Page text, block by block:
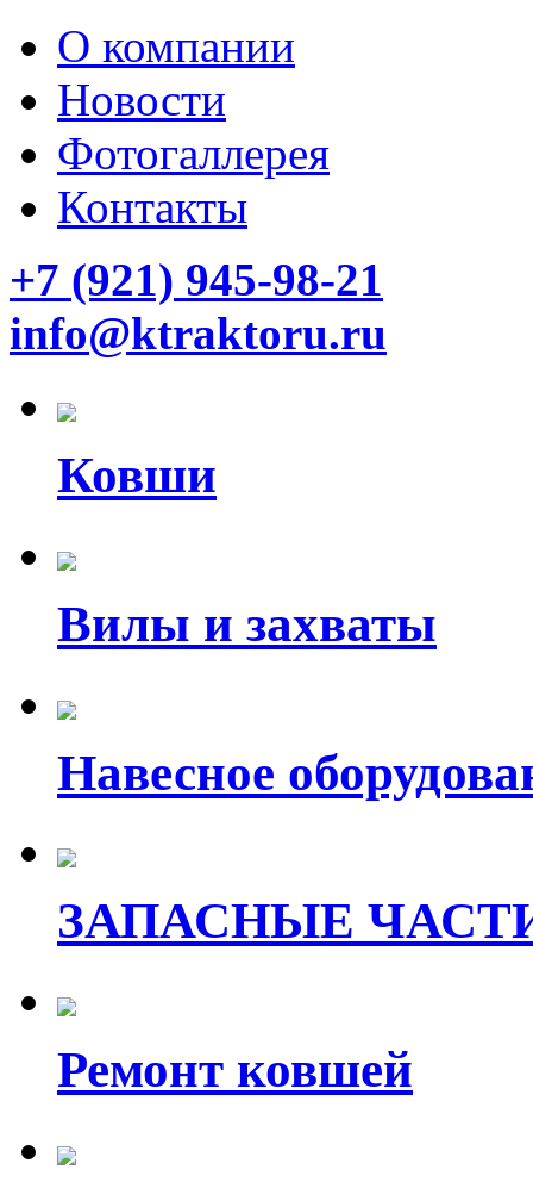
О компании
Новости
Фотогаллерея
Контакты
+7 (921) 945-98-21
info@ktraktoru.ru
Ковши
Вилы и захваты
Навесное
ЗАПАСНЫЕ
Ремонт ковшей